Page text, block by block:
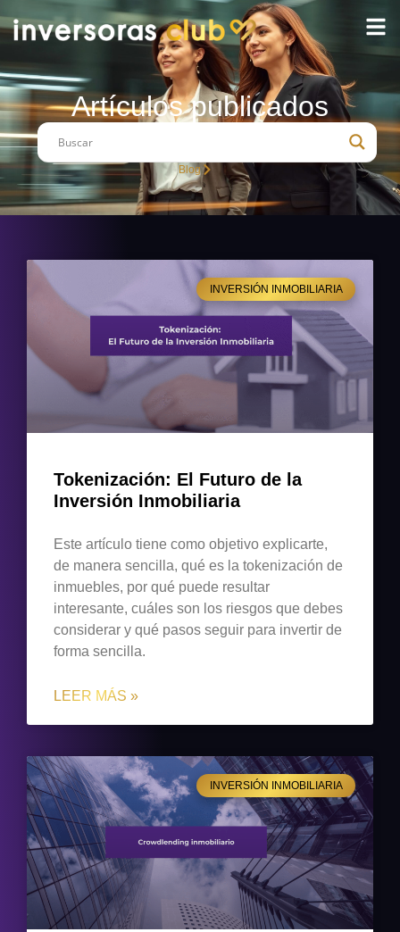
Artículos publicados
Blog
INVERSIÓN INMOBILIARIA
Tokenización: El Futuro de la
Inversión Inmobiliaria
Este artículo tiene como objetivo explicarte,
de manera sencilla, qué es la tokenización de
inmuebles, por qué puede resultar
interesante, cuáles son los riesgos que debes
considerar y qué pasos seguir para invertir de
forma sencilla.
LEER MÁS »
INVERSIÓN INMOBILIARIA